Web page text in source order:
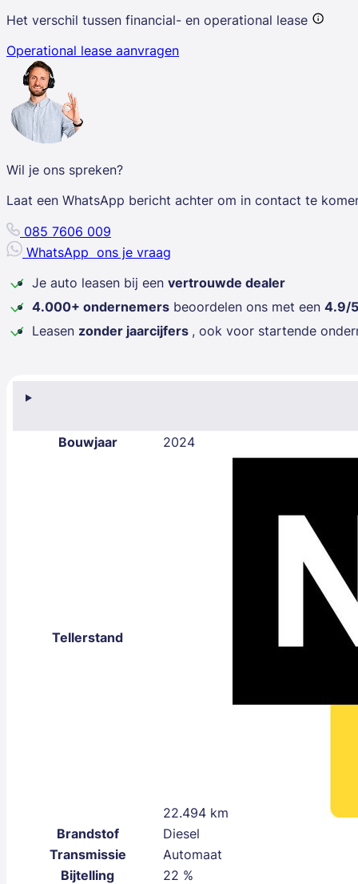
Bouwjaar 2024
Tellerstand
22.494 km
Brandstof
Diesel
Transmissie
Automaat
Bijtelling
22 %
Het verschil tussen financial- en operational lease
Operational lease aanvragen
Wil je ons spreken?
Laat een WhatsApp bericht achter om in contact te
085 7606 009
WhatsApp ons je vraag
Je auto leasen bij een vertrouwde dealer
4.000+ ondernemers beoordelen ons met een 4.9/5
Leasen zonder jaarcijfers , ook voor startende